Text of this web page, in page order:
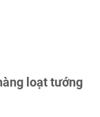
loạt tướng